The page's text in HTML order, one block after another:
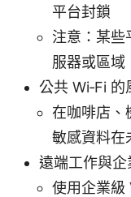
平台封鎖
注意：某些
服器或區域
公共 Wi‑Fi 的
在咖啡店、
敏感資料在
遠端工作與企
使用企業級